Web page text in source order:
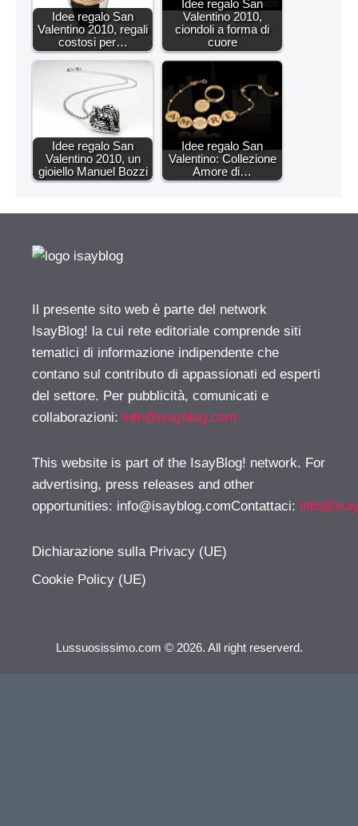
Idee regalo San
Valentino 2010, regali
costosi per…
Idee regalo San
Valentino 2010,
ciondoli a forma di
cuore
Idee regalo San
Valentino 2010, un
gioiello Manuel Bozzi
Idee regalo San
Valentino: Collezione
Amore di…
Il presente sito web è parte del network
IsayBlog! la cui rete editoriale comprende siti
tematici di informazione indipendente che
contano sul contributo di appassionati ed esperti
del settore. Per pubblicità, comunicati e
collaborazioni: info@isayblog.com
This website is part of the IsayBlog! network. For
advertising, press releases and other
opportunities: info@isayblog.comContattaci:
Dichiarazione sulla Privacy (UE)
Cookie Policy (UE)
Lussuosissimo.com © 2026. All right reserverd.